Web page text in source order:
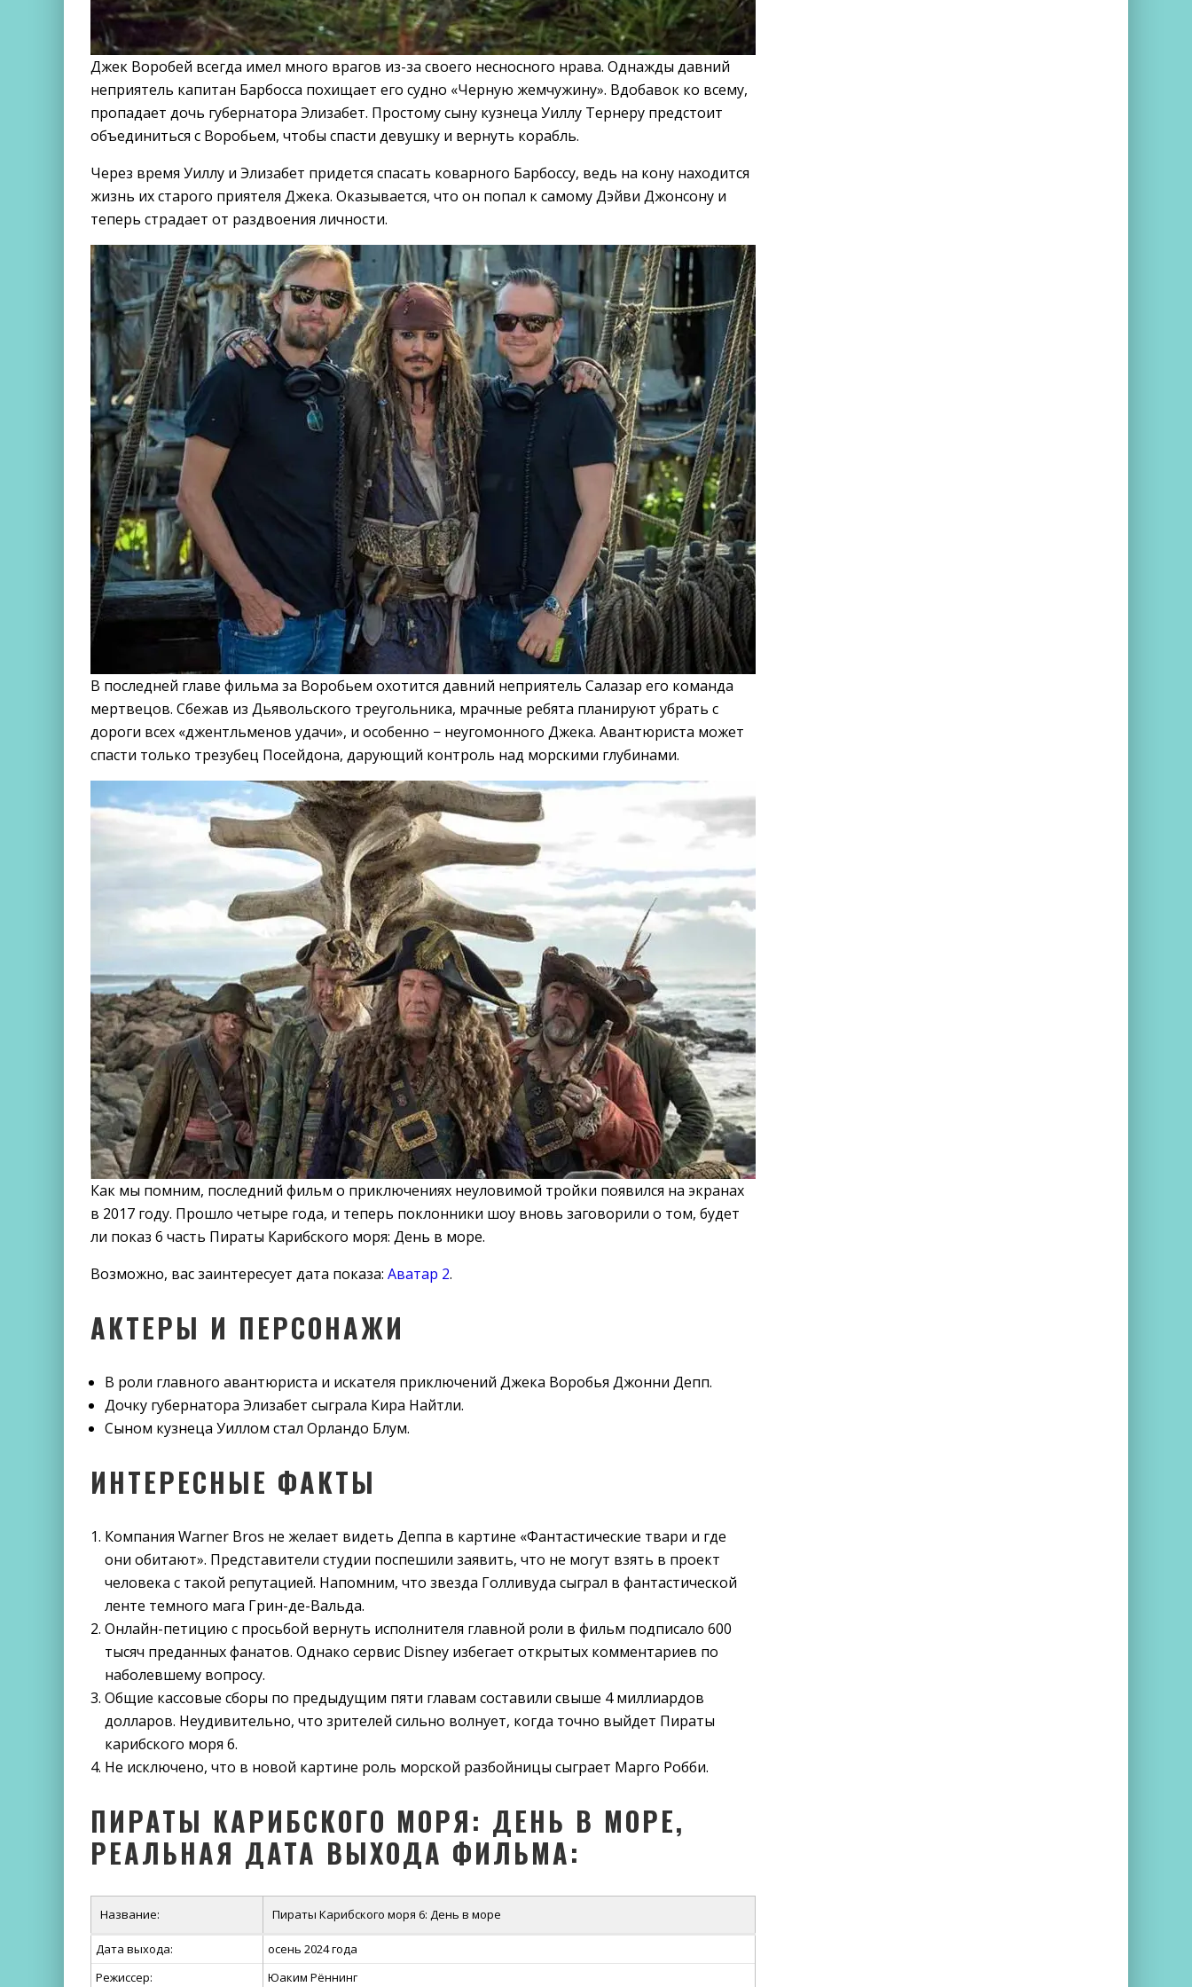
Джек Воробей всегда имел много врагов из-за своего несносного нрава. Однажды давний
неприятель капитан Барбосса похищает его судно «Черную жемчужину». Вдобавок ко всему,
пропадает дочь губернатора Элизабет. Простому сыну кузнеца Уиллу Тернеру предстоит
объединиться с Воробьем, чтобы спасти девушку и вернуть корабль.
Через время Уиллу и Элизабет придется спасать коварного Барбоссу, ведь на кону находится
жизнь их старого приятеля Джека. Оказывается, что он попал к самому Дэйви Джонсону и
теперь страдает от раздвоения личности.
В последней главе фильма за Воробьем охотится давний неприятель Салазар его команда
мертвецов. Сбежав из Дьявольского треугольника, мрачные ребята планируют убрать с
дороги всех «джентльменов удачи», и особенно − неугомонного Джека. Авантюриста может
спасти только трезубец Посейдона, дарующий контроль над морскими глубинами.
Как мы помним, последний фильм о приключениях неуловимой тройки появился на экранах
в 2017 году. Прошло четыре года, и теперь поклонники шоу вновь заговорили о том, будет
ли показ 6 часть Пираты Карибского моря: День в море.
Возможно, вас заинтересует дата показа: Аватар 2.
АКТЕРЫ И ПЕРСОНАЖИ
В роли главного авантюриста и искателя приключений Джека Воробья Джонни Депп.
Дочку губернатора Элизабет сыграла Кира Найтли.
Сыном кузнеца Уиллом стал Орландо Блум.
ИНТЕРЕСНЫЕ ФАКТЫ
Компания Warner Bros не желает видеть Деппа в картине «Фантастические твари и где
они обитают». Представители студии поспешили заявить, что не могут взять в проект
человека с такой репутацией. Напомним, что звезда Голливуда сыграл в фантастической
ленте темного мага Грин-де-Вальда.
Онлайн-петицию с просьбой вернуть исполнителя главной роли в фильм подписало 600
тысяч преданных фанатов. Однако сервис Disney избегает открытых комментариев по
наболевшему вопросу.
Общие кассовые сборы по предыдущим пяти главам составили свыше 4 миллиардов
долларов. Неудивительно, что зрителей сильно волнует, когда точно выйдет Пираты
карибского моря 6.
Не исключено, что в новой картине роль морской разбойницы сыграет Марго Робби.
ПИРАТЫ КАРИБСКОГО МОРЯ: ДЕНЬ В МОРЕ,
РЕАЛЬНАЯ ДАТА ВЫХОДА ФИЛЬМА:
Название: Пираты Карибского моря 6: День в море
Дата выхода:
осень 2024 года
Режиссер:
Юаким Рённинг